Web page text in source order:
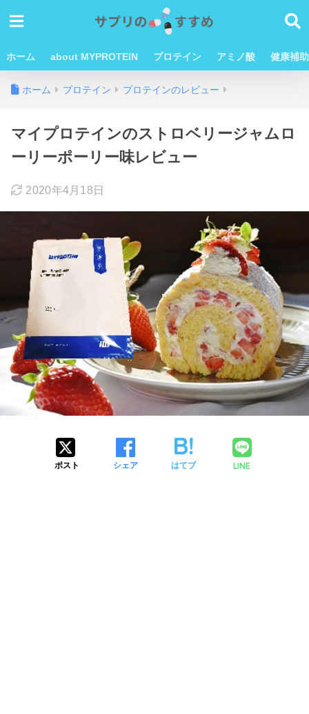
ホーム about MYPROTEIN プロテイン アミノ酸 健康補
ホーム プロテイン プロテインのレビュー
マイプロテインのストロベリージャムロ
ーリーポーリー味レビュー
2020年4月18日
ポスト シェア はてブ LINE